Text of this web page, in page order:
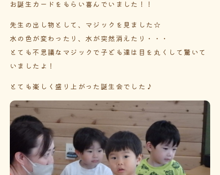
お誕生カードをもらい喜んでいました！！
先生の出し物として、マジックを見ました☆
水の色が変わったり、水が突然消えたり・・・
とても不思議なマジックで子ども達は目を丸くして驚いて
いましたよ！
とても楽しく盛り上がった誕生会でした♪